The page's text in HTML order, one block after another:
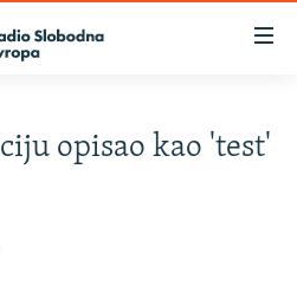
opisao kao 'test'